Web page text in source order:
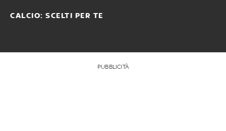
CALCIO: SCELTI PER TE
PUBBLICITÀ